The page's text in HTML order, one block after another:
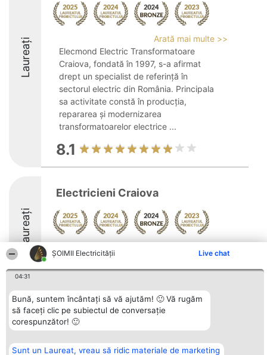
ȘOIMII Electricității Live chat
04:31
Bună, suntem încântați să vă ajutăm! 🙂 Vă rugăm
să faceți clic pe subiectul de conversație
corespunzător! 🙂
Sunt un Laureat, vreau să ridic materiale de marketing
Laureați
Arată mai multe >>
Elecmond Electric Transformatoare
Craiova, fondată în 1997, s-a afirmat
drept un specialist de referință în
sectorul electric din România. Principala
sa activitate constă în producția,
repararea și modernizarea
transformatoarelor electrice ...
8.1
Laureați
Electricieni Craiova
8.1
Organizator Ranking
BRIGHT SOLUTIONS BR SRL
Aleea Timisul De Sus 2 Bl. A30
București
Plebiscyt
Lista Tuturor
Reguli